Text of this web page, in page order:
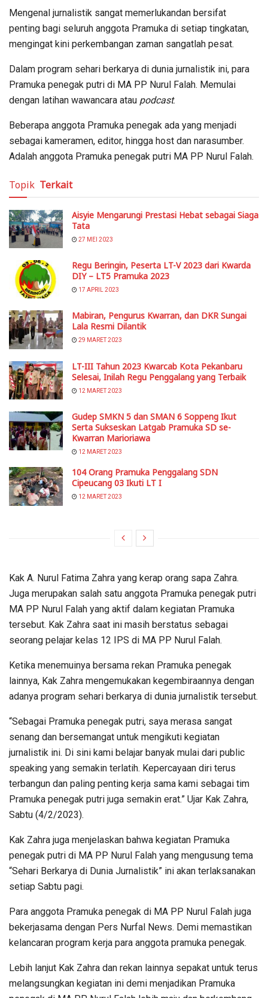
Mengenal jurnalistik sangat memerlukandan bersifat
penting bagi seluruh anggota Pramuka di setiap tingkatan,
mengingat kini perkembangan zaman sangatlah pesat.
Dalam program sehari berkarya di dunia jurnalistik ini, para
Pramuka penegak putri di MA PP Nurul Falah. Memulai
dengan latihan wawancara atau podcast.
Beberapa anggota Pramuka penegak ada yang menjadi
sebagai kameramen, editor, hingga host dan narasumber.
Adalah anggota Pramuka penegak putri MA PP Nurul Falah.
Topik Terkait
Aisyie Mengarungi Prestasi Hebat sebagai Siaga
Tata
27 MEI 2023
Regu Beringin, Peserta LT-V 2023 dari Kwarda
DIY – LT5 Pramuka 2023
17 APRIL 2023
Mabiran, Pengurus Kwarran, dan DKR Sungai
Lala Resmi Dilantik
29 MARET 2023
LT-III Tahun 2023 Kwarcab Kota Pekanbaru
Selesai, Inilah Regu Penggalang yang Terbaik
12 MARET 2023
Gudep SMKN 5 dan SMAN 6 Soppeng Ikut
Serta Sukseskan Latgab Pramuka SD se-
Kwarran Marioriawa
12 MARET 2023
104 Orang Pramuka Penggalang SDN
Cipeucang 03 Ikuti LT I
12 MARET 2023
Kak A. Nurul Fatima Zahra yang kerap orang sapa Zahra.
Juga merupakan salah satu anggota Pramuka penegak putri
MA PP Nurul Falah yang aktif dalam kegiatan Pramuka
tersebut. Kak Zahra saat ini masih berstatus sebagai
seorang pelajar kelas 12 IPS di MA PP Nurul Falah.
Ketika menemuinya bersama rekan Pramuka penegak
lainnya, Kak Zahra mengemukakan kegembiraannya dengan
adanya program sehari berkarya di dunia jurnalistik tersebut.
“Sebagai Pramuka penegak putri, saya merasa sangat
senang dan bersemangat untuk mengikuti kegiatan
jurnalistik ini. Di sini kami belajar banyak mulai dari public
speaking yang semakin terlatih. Kepercayaan diri terus
terbangun dan paling penting kerja sama kami sebagai tim
Pramuka penegak putri juga semakin erat.” Ujar Kak Zahra,
Sabtu (4/2/2023).
Kak Zahra juga menjelaskan bahwa kegiatan Pramuka
penegak putri di MA PP Nurul Falah yang mengusung tema
“Sehari Berkarya di Dunia Jurnalistik” ini akan terlaksanakan
setiap Sabtu pagi.
Para anggota Pramuka penegak di MA PP Nurul Falah juga
bekerjasama dengan Pers Nurfal News. Demi memastikan
kelancaran program kerja para anggota pramuka penegak.
Lebih lanjut Kak Zahra dan rekan lainnya sepakat untuk terus
melangsungkan kegiatan ini demi menjadikan Pramuka